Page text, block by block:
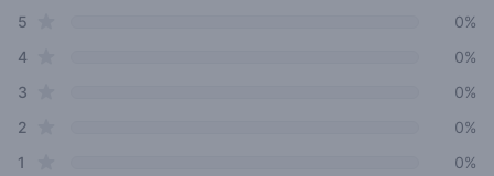
Review data
5
0%
4star reviews
0%
3
0%
2
0%
1
0%